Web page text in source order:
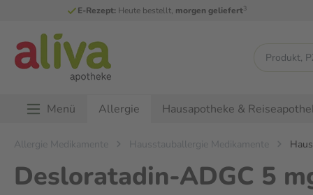
E-Rezept: Heute bestellt, morgen geliefert3
Menü Allergie Hausapotheke &
Allergie Medikamente Hausstauballergie Medikamente
Desloratadin-ADGC 5